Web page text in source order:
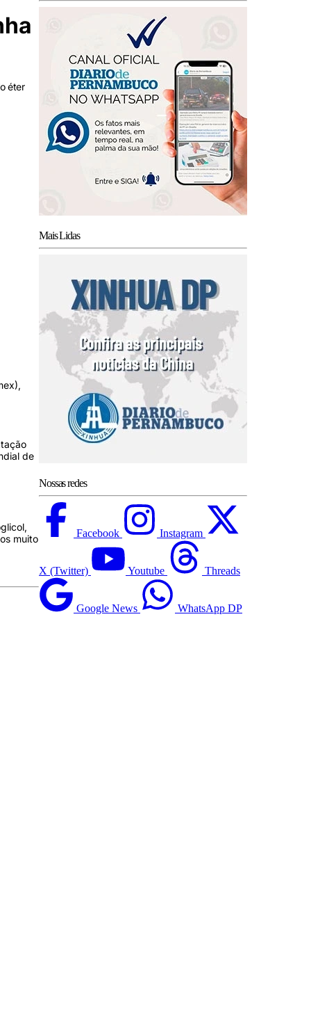
éter
de
muito
Mais Lidas
Nossas redes
Facebook Instagram
X (Twitter) Youtube Threads
Google News WhatsApp DP